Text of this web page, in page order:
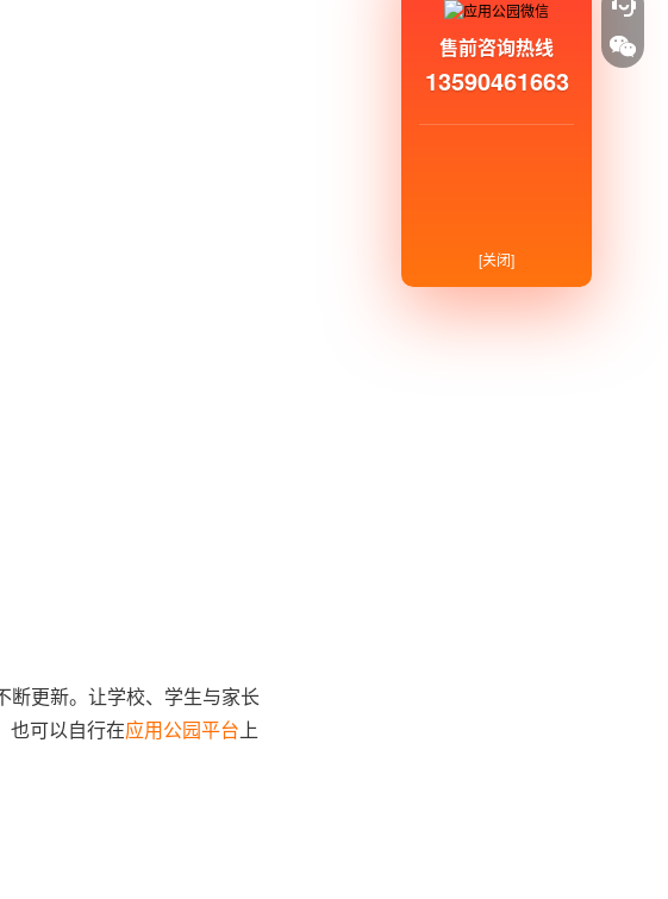
断更新。让学校、学生与家长
也可以自行在应用公园平台上
售前咨询热线
13590461663
[关闭]